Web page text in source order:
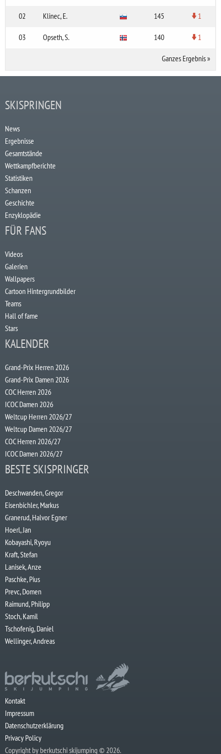
02 Klinec, E. 145 1
03 Opseth, S. 140 1
Ganzes Ergebnis»
SKISPRINGEN
News
Ergebnisse
Gesamtstände
Wettkampfberichte
Statistiken
Schanzen
Geschichte
Enzyklopädie
FÜR FANS
Videos
Galerien
Wallpapers
Cartoon Hintergrundbilder
Teams
Hall of fame
Stars
KALENDER
Grand-Prix Herren 2026
Grand-Prix Damen 2026
COC Herren 2026
ICOC Damen 2026
Weltcup Herren 2026/27
Weltcup Damen 2026/27
COC Herren 2026/27
ICOC Damen 2026/27
BESTE SKISPRINGER
Deschwanden, Gregor
Eisenbichler, Markus
Granerud, Halvor Egner
Hoerl, Jan
Kobayashi, Ryoyu
Kraft, Stefan
Lanisek, Anze
Paschke, Pius
Prevc, Domen
Raimund, Philipp
Stoch, Kamil
Tschofenig, Daniel
Wellinger, Andreas
Kontakt
Impressum
Datenschutzerklärung
Privacy Policy
Copyright by berkutschi skijumping © 2026.